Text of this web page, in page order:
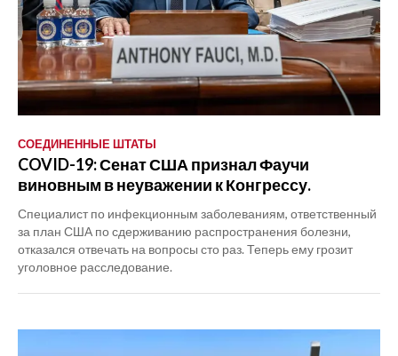
СОЕДИНЕННЫЕ ШТАТЫ
COVID-19: Сенат США признал Фаучи
виновным в неуважении к Конгрессу.
Специалист по инфекционным заболеваниям, ответственный
за план США по сдерживанию распространения болезни,
отказался отвечать на вопросы сто раз. Теперь ему грозит
уголовное расследование.